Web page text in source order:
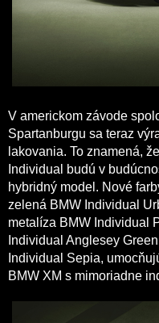
V americkom závode
Spartanburgu sa teraz
lakovania. To znamená,
Individual budú v
hybridný model. Nové
zelená BMW Individual
metalíza BMW Individual
Individual Anglesey
Individual Sepia,
BMW XM s mimoriadne